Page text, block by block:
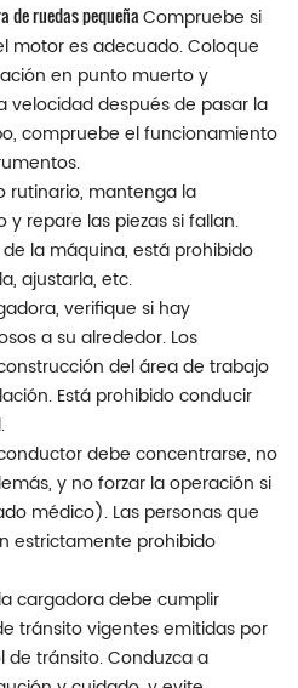
de ruedas pequeñaCompruebe si
motor es adecuado. Coloque
en punto muerto y
velocidad después de pasar la
compruebe el funcionamiento
rutinario, mantenga la
repare las piezas si fallan.
la máquina, está prohibido
ajustarla, etc.
verifique si hay
a su alrededor. Los
del área de trabajo
Está prohibido conducir
debe concentrarse, no
y no forzar la operación si
médico). Las personas que
estrictamente prohibido
cargadora debe cumplir
tránsito vigentes emitidas por
tránsito. Conduzca a